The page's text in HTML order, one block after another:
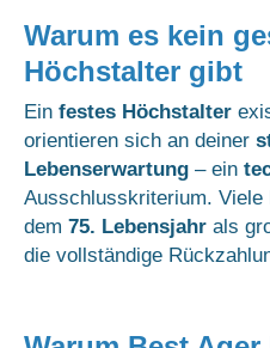
Warum es kein
Höchstalter gibt
Ein festes Höchstalter
orientieren sich an deiner
Lebenserwartung – ein
Ausschlusskriterium.
dem 75. Lebensjahr als
die vollständige